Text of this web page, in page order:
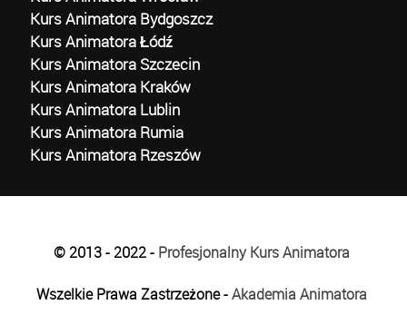
Kurs Animatora Bydgoszcz
Kurs Animatora Łódź
Kurs Animatora Szczecin
Kurs Animatora Kraków
Kurs Animatora Lublin
Kurs Animatora Rumia
Kurs Animatora Rzeszów
© 2013 - 2022 - Profesjonalny Kurs Animatora
Wszelkie Prawa Zastrzeżone -Akademia Animatora